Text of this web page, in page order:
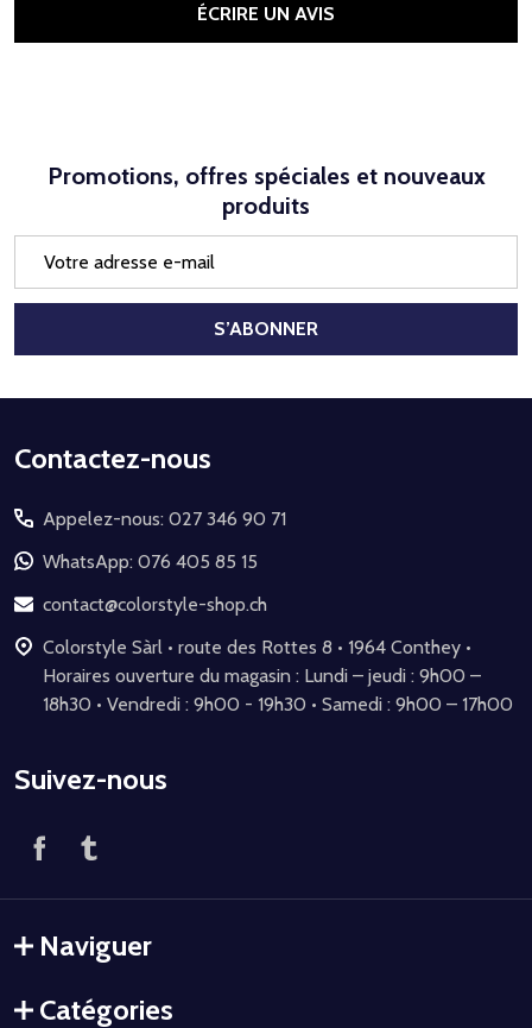
ÉCRIRE UN AVIS
Promotions, offres spéciales et nouveaux
produits
mail
S’ABONNER
Début
pied
de
page
Contactez-nous
Appelez-nous: 027 346 90 71
WhatsApp: 076 405 85 15
contact@colorstyle-shop.ch
Colorstyle Sàrl • route des Rottes 8 • 1964 Conthey •
Horaires ouverture du magasin : Lundi – jeudi : 9h00 –
18h30 • Vendredi : 9h00 - 19h30 • Samedi : 9h00 – 17h00
Suivez-nous
Naviguer
Catégories